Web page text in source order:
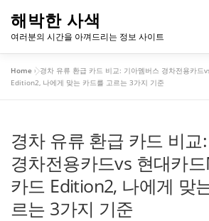
로
해박한 사색
여러분의 시간을 아껴드리는 정보 사이트
개인정보처리방침 이용약관
Home »경차 유류 환급 카드 비교: 기아멤버스 경차전용카드
Edition2, 나에게 맞는 카드를 고르는 3가지 기준
경차 유류 환급 카드 비
경차전용카드vs 현대카
카드 Edition2, 나에게 맞
르는 3가지 기준